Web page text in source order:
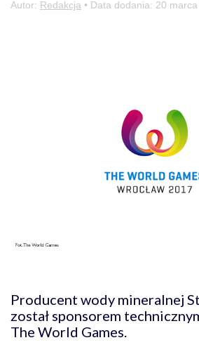
Autor: Redakcja • Data dodania: 20
Producent wody mineralnej
został sponsorem
The World Games.